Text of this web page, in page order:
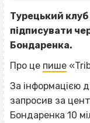
Турецький
підписувати
Бондаренка.
Про це пише
За інформацією
запросив за
Бондаренка 10